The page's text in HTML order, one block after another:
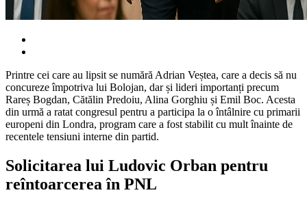
Printre cei care au lipsit se numără Adrian Veștea, care a decis să nu
concureze împotriva lui Bolojan, dar și lideri importanți precum
Rareș Bogdan, Cătălin Predoiu, Alina Gorghiu și Emil Boc. Acesta
din urmă a ratat congresul pentru a participa la o întâlnire cu primarii
europeni din Londra, program care a fost stabilit cu mult înainte de
recentele tensiuni interne din partid.
Solicitarea lui Ludovic Orban pentru
reîntoarcerea în PNL